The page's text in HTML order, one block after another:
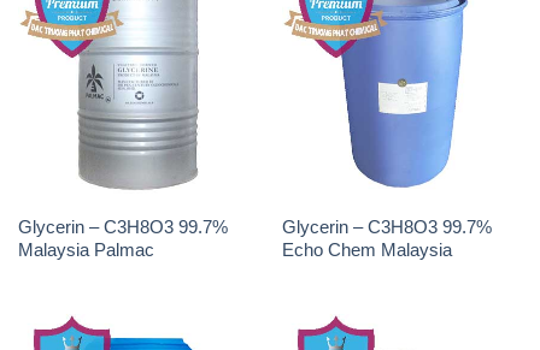
Glycerin – C3H8O3 99.7%
Malaysia Palmac
Glycerin – C3H8O3 99.7%
Echo Chem Malaysia